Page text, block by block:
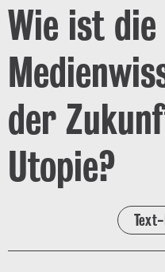
Wie ist die
der
Utopie?
Text-